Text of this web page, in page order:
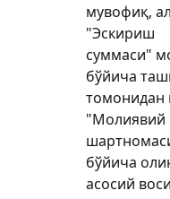
мувофиқ,
"Эскириш
суммаси"
бўйича
томонидан
"Молиявий
бўйича
асосий